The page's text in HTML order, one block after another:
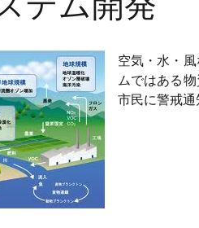
空気・水・
ムではある
市民に警戒通